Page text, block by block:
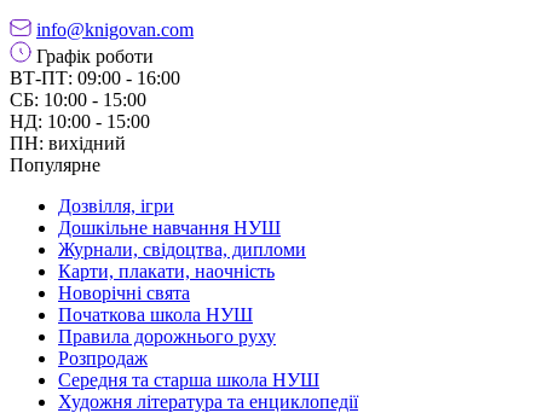
info@knigovan.com
Графік роботи
ВТ-ПТ: 09:00 - 16:00
СБ: 10:00 - 15:00
НД: 10:00 - 15:00
ПН: вихідний
Популярне
Дозвілля, ігри
Дошкільне навчання НУШ
Журнали, свідоцтва, дипломи
Карти, плакати, наочність
Новорічні свята
Початкова школа НУШ
Правила дорожнього руху
Розпродаж
Середня та старша школа НУШ
Художня література та енциклопедії